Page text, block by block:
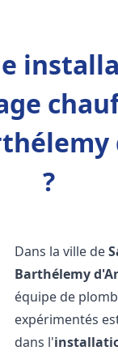
?
Dans la ville de
Barthélemy
équipe de
expérimentés
dans l'